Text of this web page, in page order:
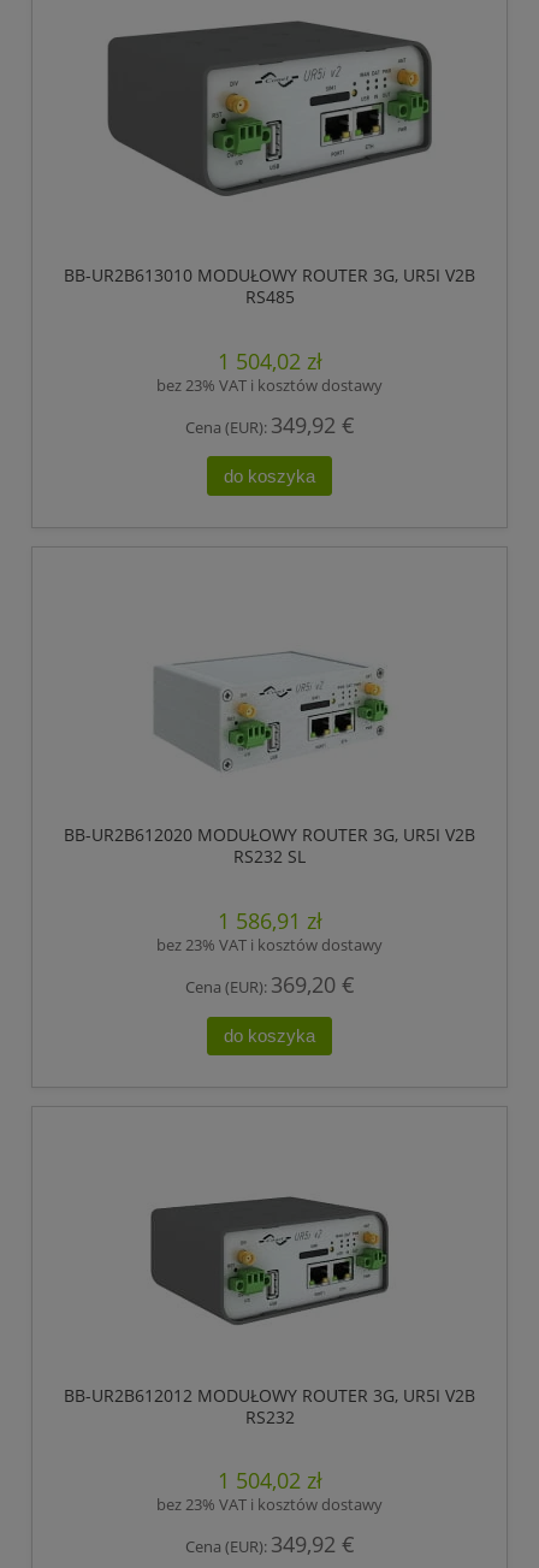
BB-UR2B613010 MODUŁOWY ROUTER 3G, UR5I V2B
RS485
1 504,02 zł
bez 23% VAT i kosztów dostawy
Cena (EUR): 349,92 €
do koszyka
BB-UR2B612020 MODUŁOWY ROUTER 3G, UR5I V2B
RS232 SL
1 586,91 zł
bez 23% VAT i kosztów dostawy
Cena (EUR): 369,20 €
do koszyka
BB-UR2B612012 MODUŁOWY ROUTER 3G, UR5I V2B
RS232
1 504,02 zł
bez 23% VAT i kosztów dostawy
Cena (EUR): 349,92 €